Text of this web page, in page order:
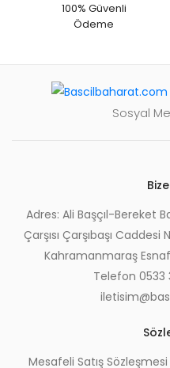
100% Güvenli
Ödeme
Sosyal
Adres: Ali Başçıl-Bereket
Çarşısı Çarşıbaşı
Kahramanmaraş
Telefon 0533
Mesafeli Satış Sözleşmesi